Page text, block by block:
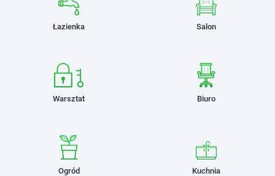
Łazienka Salon
Warsztat Biuro
Ogród Kuchnia